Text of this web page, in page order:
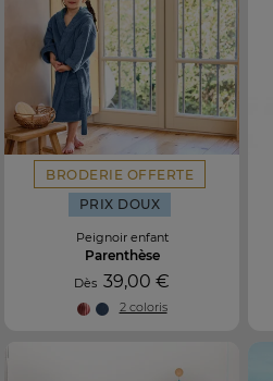
BRODERIE OFFERTE
PRIX DOUX
Peignoir enfant
Parenthèse
Dès39,00 €
2 coloris